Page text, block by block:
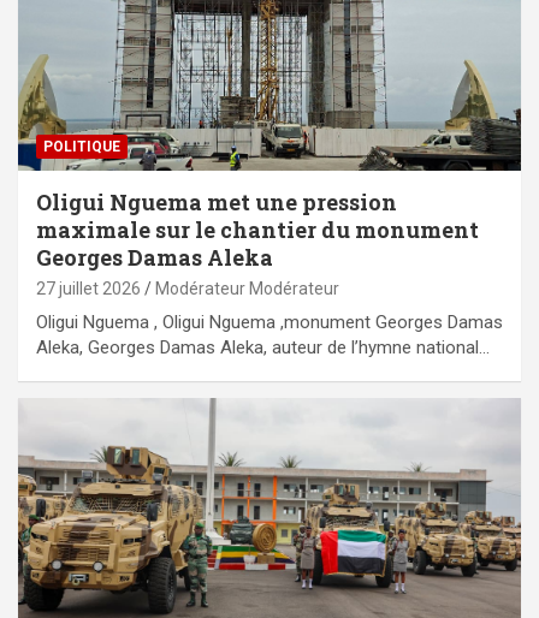
POLITIQUE
Oligui Nguema met une pression
maximale sur le chantier du monument
Georges Damas Aleka
27 juillet 2026 Modérateur Modérateur
Oligui Nguema , Oligui Nguema ,monument Georges Damas
Aleka, Georges Damas Aleka, auteur de l’hymne national…